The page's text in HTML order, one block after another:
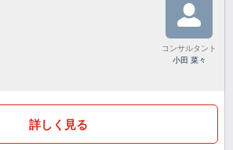
コンサルタント
小田 菜々
詳しく見る